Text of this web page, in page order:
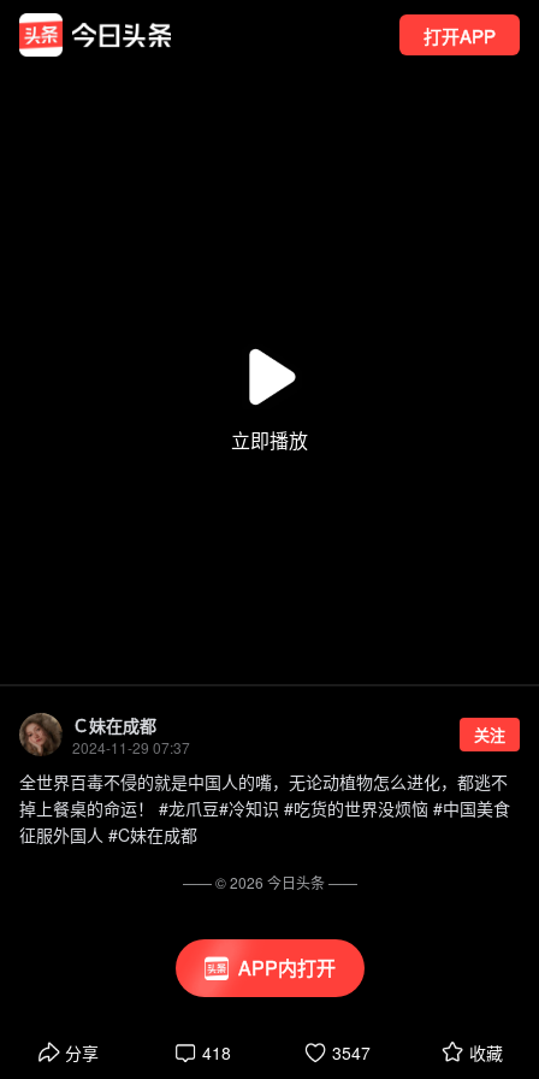
打开APP
APP内打开
Ｃ妹在成都
2024-11-29 07:37
关注
全世界百毒不侵的就是中国人的嘴，无论动植物怎么进化，都逃不
掉上餐桌的命运！ #龙爪豆#冷知识 #吃货的世界没烦恼 #中国美食
征服外国人 #C妹在成都
分享 418 3547 收藏
—— ©2026 今日头条——